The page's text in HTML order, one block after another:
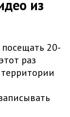
из
20-
раз